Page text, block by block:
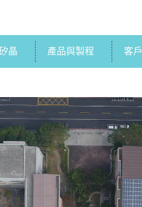
晶 產品與製程 客